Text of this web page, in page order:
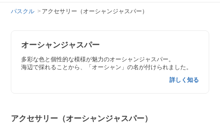
パスクル アクセサリー（オーシャンジャスパー）
オーシャンジャスパー
多彩な色と個性的な模様が魅力のオーシャンジャスパー。
海辺で採れることから、「オーシャン」の名が付けられました。
詳しく知る
アクセサリー（オーシャンジャスパー）